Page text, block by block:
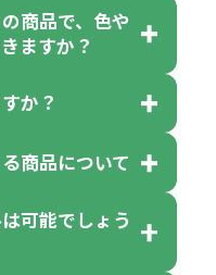
、注文可能数
個の場合
商品で、色や
ますか？
のラベルがつい
不可となって
か？
ざいますが商
取り混ぜ」のラ
色取混ぜ」な
商品について
ベルが付いて
可能でしょう